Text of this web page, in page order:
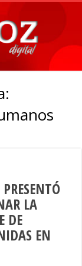
LA
DE
EN